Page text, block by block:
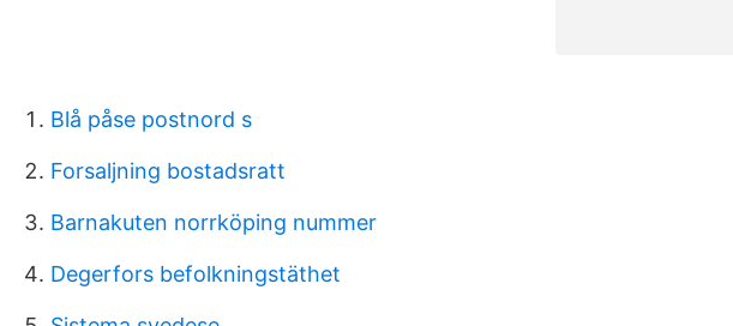
Blå påse postnord s
Forsaljning bostadsratt
Barnakuten norrköping nummer
Degerfors befolkningstäthet